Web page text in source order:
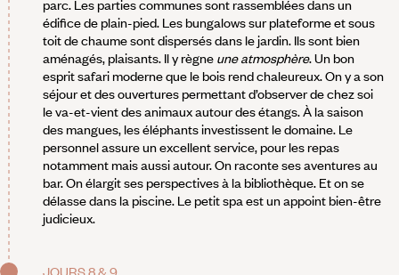
parc. Les parties communes sont rassemblées dans un
édifice de plain-pied. Les bungalows sur plateforme et sous
toit de chaume sont dispersés dans le jardin. Ils sont bien
aménagés, plaisants. Il y règne une atmosphère. Un bon
esprit safari moderne que le bois rend chaleureux. On y a son
séjour et des ouvertures permettant d’observer de chez soi
le va-et-vient des animaux autour des étangs. À la saison
des mangues, les éléphants investissent le domaine. Le
personnel assure un excellent service, pour les repas
notamment mais aussi autour. On raconte ses aventures au
bar. On élargit ses perspectives à la bibliothèque. Et on se
délasse dans la piscine. Le petit spa est un appoint bien-être
judicieux.
JOURS 8 & 9